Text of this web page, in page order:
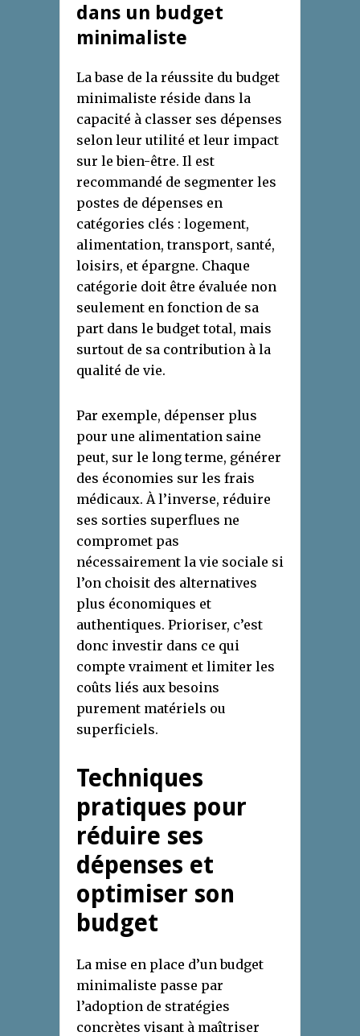
dans un budget
minimaliste
La base de la réussite du budget
minimaliste réside dans la
capacité à classer ses dépenses
selon leur utilité et leur impact
sur le bien-être. Il est
recommandé de segmenter les
postes de dépenses en
catégories clés : logement,
alimentation, transport, santé,
loisirs, et épargne. Chaque
catégorie doit être évaluée non
seulement en fonction de sa
part dans le budget total, mais
surtout de sa contribution à la
qualité de vie.
Par exemple, dépenser plus
pour une alimentation saine
peut, sur le long terme, générer
des économies sur les frais
médicaux. À l’inverse, réduire
ses sorties superflues ne
compromet pas
nécessairement la vie sociale si
l’on choisit des alternatives
plus économiques et
authentiques. Prioriser, c’est
donc investir dans ce qui
compte vraiment et limiter les
coûts liés aux besoins
purement matériels ou
superficiels.
Techniques
pratiques pour
réduire ses
dépenses et
optimiser son
budget
La mise en place d’un budget
minimaliste passe par
l’adoption de stratégies
concrètes visant à maîtriser